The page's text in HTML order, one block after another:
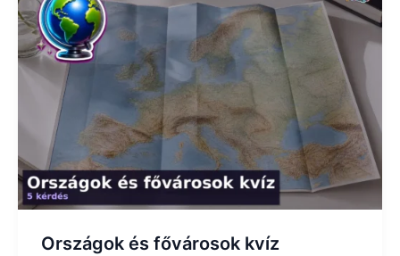
Országok és fővárosok kvíz